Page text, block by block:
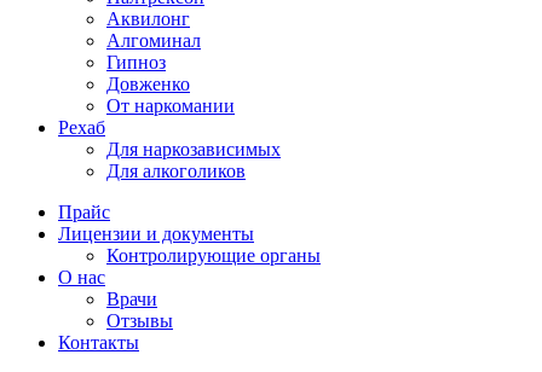
Аквилонг
Алгоминал
Гипноз
Довженко
От наркомании
Рехаб
Для наркозависимых
Для алкоголиков
Прайс
Лицензии и документы
Контролирующие органы
О нас
Врачи
Отзывы
Контакты